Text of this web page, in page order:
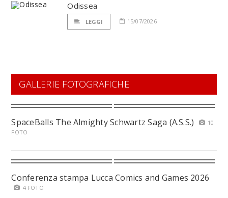
Odissea
LEGGI 15/07/2026
GALLERIE FOTOGRAFICHE
SpaceBalls The Almighty Schwartz Saga (A.S.S.)
10
FOTO
Conferenza stampa Lucca Comics and Games 2026
4 FOTO